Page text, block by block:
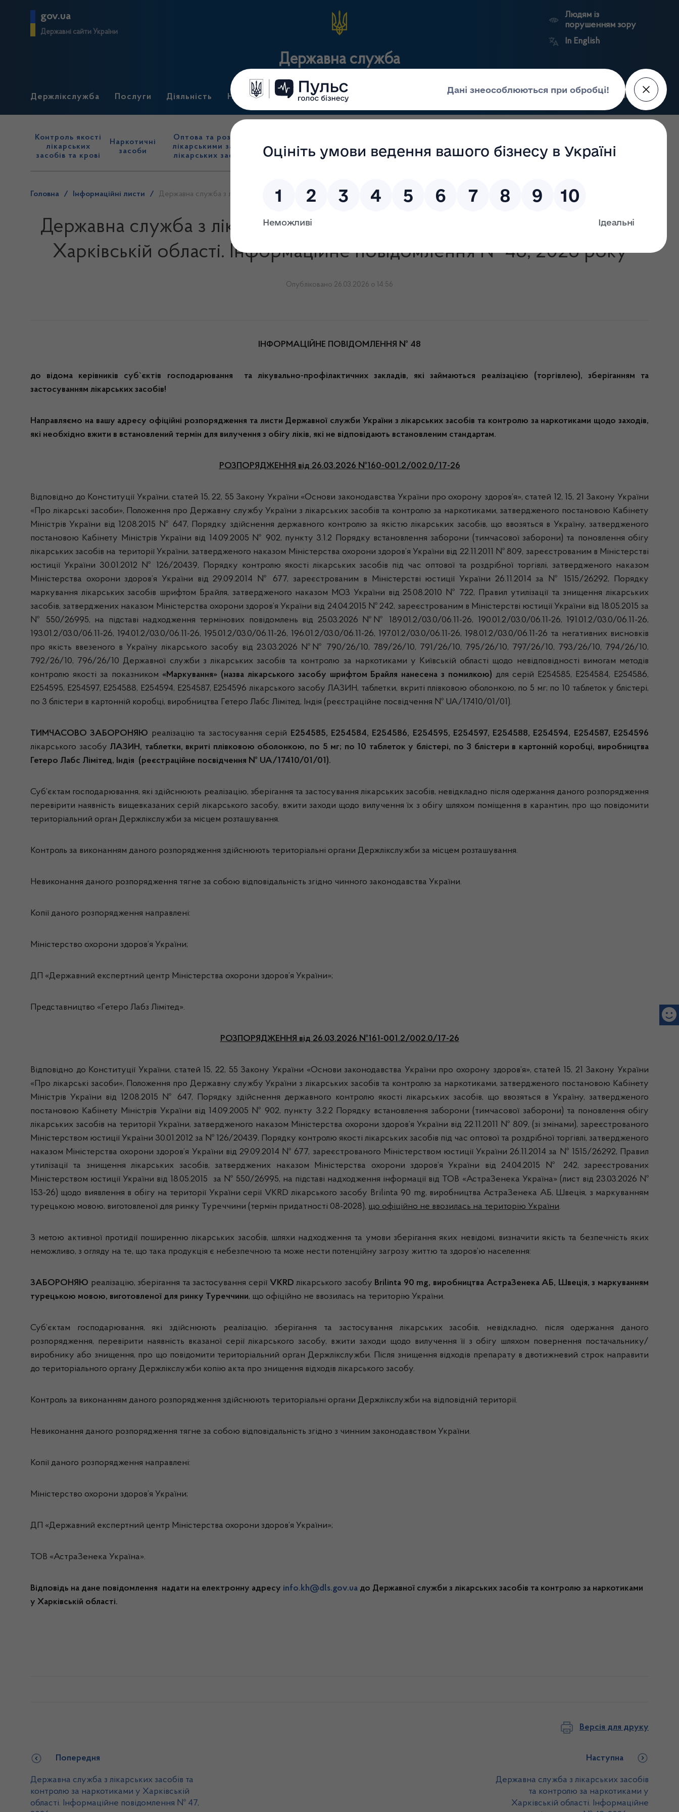
gov.ua
Державні сайти України
Державна служба
Людям із
порушенням зору
In English
Держлікслужба Послуги Діяльність Нормативні документи Для громадськості Прес-центр Пошук
Контроль якості
лікарських
засобів та крові
Наркотичні
засоби
Оптова та роздрібна торгівля
лікарськими засобами, імпорт
лікарських засобів (крім АФІ)
нагляд
(контроль)
засобів, крові та
сертифікація
нагляд
реєстри
портал
Держлікслужби
Головна / Інформаційні листи / Державна служба з лікарських засобів та контролю за наркотиками у Харківській області. Інформаційне повідомлення № 48, 2026 року
Державна служба з лікарських засобів та контролю за наркотиками у
Харківській області. Інформаційне повідомлення № 48, 2026 року
Опубліковано 26.03.2026 о 14:56
ІНФОРМАЦІЙНЕ ПОВІДОМЛЕННЯ № 48
до відома керівників суб`єктів господарювання та лікувально-профілактичних закладів, які займаються реалізацією (торгівлею), зберіганням та
застосуванням лікарських засобів!
Направляємо на вашу адресу офіційні розпорядження та листи Державної служби України з лікарських засобів та контролю за наркотиками щодо заходів,
які необхідно вжити в встановлений термін для вилучення з обігу ліків, які не відповідають встановленим стандартам.
РОЗПОРЯДЖЕННЯ від 26.03.2026 №160-001.2/002.0/17-26
Відповідно до Конституції України, статей 15, 22, 55 Закону України «Основи законодавства України про охорону здоров’я», статей 12, 15, 21 Закону України
«Про лікарські засоби», Положення про Державну службу України з лікарських засобів та контролю за наркотиками, затвердженого постановою Кабінету
Міністрів України від 12.08.2015 № 647, Порядку здійснення державного контролю за якістю лікарських засобів, що ввозяться в Україну, затвердженого
постановою Кабінету Міністрів України від 14.09.2005 № 902, пункту 3.1.2 Порядку встановлення заборони (тимчасової заборони) та поновлення обігу
лікарських засобів на території України, затвердженого наказом Міністерства охорони здоров’я України від 22.11.2011 № 809, зареєстрованим в Міністерстві
юстиції України 30.01.2012 № 126/20439, Порядку контролю якості лікарських засобів під час оптової та роздрібної торгівлі, затвердженого наказом
Міністерства охорони здоров’я України від 29.09.2014 № 677, зареєстрованим в Міністерстві юстиції України 26.11.2014 за № 1515/26292, Порядку
маркування лікарських засобів шрифтом Брайля, затвердженого наказом МОЗ України від 25.08.2010 № 722, Правил утилізації та знищення лікарських
засобів, затверджених наказом Міністерства охорони здоров’я України від 24.04.2015 № 242, зареєстрованим в Міністерстві юстиції України від 18.05.2015 за
№ 550/26995, на підставі надходження термінових повідомлень від 25.03.2026 №№ 189.01.2/03.0/06.11-26, 190.01.2/03.0/06.11-26, 191.01.2/03.0/06.11-26,
193.01.2/03.0/06.11-26, 194.01.2/03.0/06.11-26, 195.01.2/03.0/06.11-26, 196.01.2/03.0/06.11-26, 197.01.2/03.0/06.11-26, 198.01.2/03.0/06.11-26 та негативних висновків
про якість ввезеного в Україну лікарського засобу від 23.03.2026 №№ 790/26/10, 789/26/10, 791/26/10, 795/26/10, 797/26/10, 793/26/10, 794/26/10,
792/26/10, 796/26/10 Державної служби з лікарських засобів та контролю за наркотиками у Київській області щодо невідповідності вимогам методів
контролю якості за показником «Маркування» (назва лікарського засобу шрифтом Брайля нанесена з помилкою) для серій Е254585, Е254584, Е254586,
Е254595, Е254597, Е254588, Е254594, Е254587, Е254596 лікарського засобу ЛАЗИН, таблетки, вкриті плівковою оболонкою, по 5 мг; по 10 таблеток у блістері,
по 3 блістери в картонній коробці, виробництва Гетеро Лабс Лімітед, Індія (реєстраційне посвідчення № UA/17410/01/01).
ТИМЧАСОВО ЗАБОРОНЯЮ реалізацію та застосування серій Е254585, Е254584, Е254586, Е254595, Е254597, Е254588, Е254594, Е254587, Е254596
лікарського засобу ЛАЗИН, таблетки, вкриті плівковою оболонкою, по 5 мг; по 10 таблеток у блістері, по 3 блістери в картонній коробці, виробництва
Гетеро Лабс Лімітед, Індія (реєстраційне посвідчення № UA/17410/01/01).
Суб’єктам господарювання, які здійснюють реалізацію, зберігання та застосування лікарських засобів, невідкладно після одержання даного розпорядження
перевірити наявність вищевказаних серій лікарського засобу, вжити заходи щодо вилучення їх з обігу шляхом поміщення в карантин, про що повідомити
територіальний орган Держлікслужби за місцем розташування.
Контроль за виконанням даного розпорядження здійснюють територіальні органи Держлікслужби за місцем розташування.
Невиконання даного розпорядження тягне за собою відповідальність згідно чинного законодавства України.
Копії даного розпорядження направлені:
Міністерство охорони здоров’я України;
ДП «Державний експертний центр Міністерства охорони здоров’я України»;
Представництво «Гетеро Лабз Лімітед».
РОЗПОРЯДЖЕННЯ від 26.03.2026 №161-001.2/002.0/17-26
Відповідно до Конституції України, статей 15, 22, 55 Закону України «Основи законодавства України про охорону здоров’я», статей 15, 21 Закону України
«Про лікарські засоби», Положення про Державну службу України з лікарських засобів та контролю за наркотиками, затвердженого постановою Кабінету
Міністрів України від 12.08.2015 № 647, Порядку здійснення державного контролю якості лікарських засобів, що ввозяться в Україну, затвердженого
постановою Кабінету Міністрів України від 14.09.2005 № 902, пункту 3.2.2 Порядку встановлення заборони (тимчасової заборони) та поновлення обігу
лікарських засобів на території України, затвердженого наказом Міністерства охорони здоров’я України від 22.11.2011 № 809, (зі змінами), зареєстрованого
Міністерством юстиції України 30.01.2012 за № 126/20439, Порядку контролю якості лікарських засобів під час оптової та роздрібної торгівлі, затвердженого
наказом Міністерства охорони здоров’я України від 29.09.2014 № 677, зареєстрованого Міністерством юстиції України 26.11.2014 за № 1515/26292, Правил
утилізації та знищення лікарських засобів, затверджених наказом Міністерства охорони здоров’я України від 24.04.2015 № 242, зареєстрованих
Міністерством юстиції України від 18.05.2015 за № 550/26995, на підставі надходження інформації від ТОВ «АстраЗенека Україна» (лист від 23.03.2026 №
153-26) щодо виявлення в обігу на території України серії VKRD лікарського засобу Brilinta 90 mg, виробництва АстраЗенека АБ, Швеція, з маркуванням
турецькою мовою, виготовленої для ринку Туреччини (термін придатності 08-2028), що офіційно не ввозилась на територію України.
З метою активної протидії поширенню лікарських засобів, шляхи надходження та умови зберігання яких невідомі, визначити якість та безпечність яких
неможливо, з огляду на те, що така продукція є небезпечною та може нести потенційну загрозу життю та здоров’ю населення:
ЗАБОРОНЯЮ реалізацію, зберігання та застосування серії VKRD лікарського засобу Brilinta 90 mg, виробництва АстраЗенека АБ, Швеція, з маркуванням
турецькою мовою, виготовленої для ринку Туреччини, що офіційно не ввозилась на територію України.
Суб’єктам господарювання, які здійснюють реалізацію, зберігання та застосування лікарських засобів, невідкладно, після одержання даного
розпорядження, перевірити наявність вказаної серії лікарського засобу, вжити заходи щодо вилучення її з обігу шляхом повернення постачальнику/
виробнику або знищення, про що повідомити територіальний орган Держлікслужби. Після знищення відходів препарату в двотижневий строк направити
до територіального органу Держлікслужби копію акта про знищення відходів лікарського засобу.
Контроль за виконанням даного розпорядження здійснюють територіальні органи Держлікслужби на відповідній території.
Невиконання даного розпорядження тягне за собою відповідальність згідно з чинним законодавством України.
Копії даного розпорядження направлені:
Міністерство охорони здоров’я України;
ДП «Державний експертний центр Міністерства охорони здоров’я України»;
ТОВ «АстраЗенека Україна».
Відповідь на дане повідомлення надати на електронну адресу info.kh@dls.gov.ua до Державної служби з лікарських засобів та контролю за наркотиками
у Харківській області.
Версія для друку
Попередня
Державна служба з лікарських засобів та
контролю за наркотиками у Харківській
області. Інформаційне повідомлення № 47,
Наступна
Державна служба з лікарських засобів
та контролю за наркотиками у
Харківській області. Інформаційне